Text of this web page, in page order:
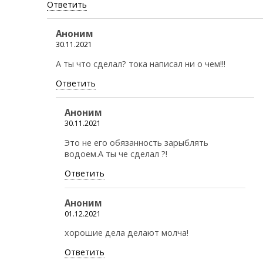
Ответить
Аноним
30.11.2021
А ты что сделал? тока написал ни о чем!!!
Ответить
Аноним
30.11.2021
Это не его обязанность зарыблять
водоем.А ты че сделал ?!
Ответить
Аноним
01.12.2021
хорошие дела делают молча!
Ответить